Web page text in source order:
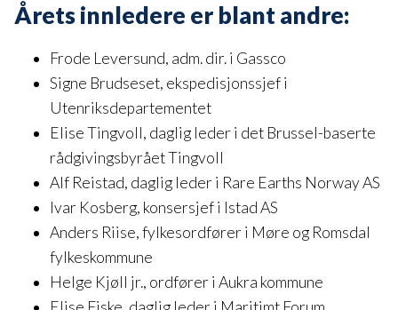
Årets innledere er blant andre:
Frode Leversund, adm. dir. i Gassco
Signe Brudseset, ekspedisjonssjef i
Utenriksdepartementet
Elise Tingvoll, daglig leder i det Brussel-baserte
rådgivingsbyrået Tingvoll
Alf Reistad, daglig leder i Rare Earths Norway AS
Ivar Kosberg, konsersjef i Istad AS
Anders Riise, fylkesordfører i Møre og Romsdal
fylkeskommune
Helge Kjøll jr., ordfører i Aukra kommune